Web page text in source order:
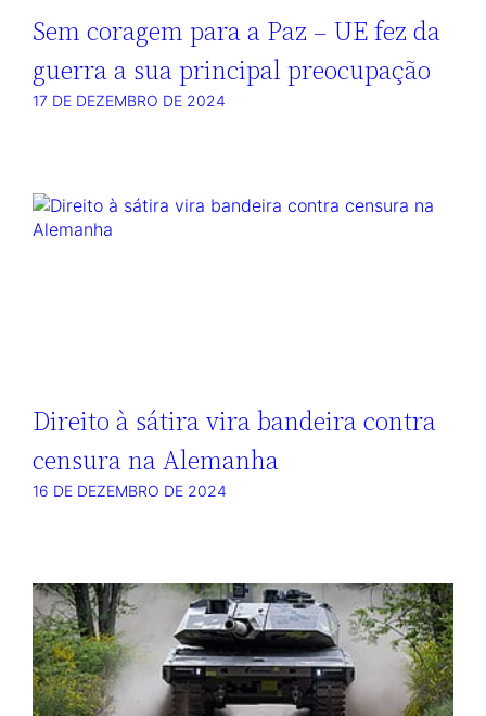
Sem coragem para a Paz – UE fez da
guerra a sua principal preocupação
17 DE DEZEMBRO DE 2024
Direito à sátira vira bandeira contra
censura na Alemanha
16 DE DEZEMBRO DE 2024